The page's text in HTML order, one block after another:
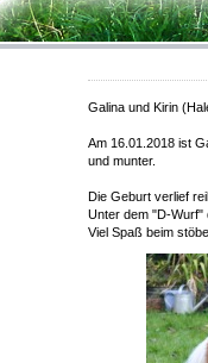
Galina und Kirin
Am 16.01.2018 ist
und munter.
Die Geburt verlief
Unter dem "D-Wurf"
Viel Spaß beim